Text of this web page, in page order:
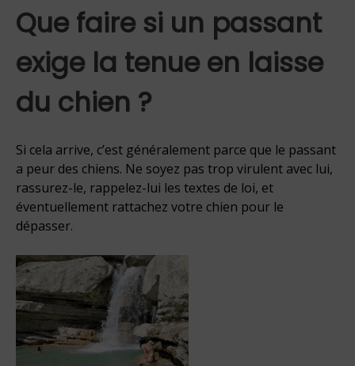
Que faire si un passant
exige la tenue en laisse
du chien ?
Si cela arrive, c’est généralement parce que le passant
a peur des chiens. Ne soyez pas trop virulent avec lui,
rassurez-le, rappelez-lui les textes de loi, et
éventuellement rattachez votre chien pour le
dépasser.